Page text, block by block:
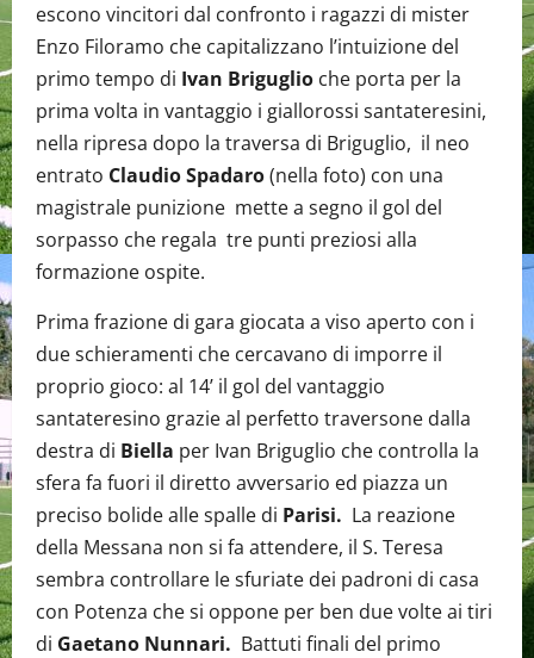
escono vincitori dal confronto i ragazzi di mister
Enzo Filoramo che capitalizzano l’intuizione del
primo tempo di Ivan Briguglio che porta per la
prima volta in vantaggio i giallorossi santateresini,
nella ripresa dopo la traversa di Briguglio, il neo
entrato Claudio Spadaro(nella foto) con una
magistrale punizione mette a segno il gol del
sorpasso che regala tre punti preziosi alla
formazione ospite.
Prima frazione di gara giocata a viso aperto con i
due schieramenti che cercavano di imporre il
proprio gioco: al 14’ il gol del vantaggio
santateresino grazie al perfetto traversone dalla
destra di Biella per Ivan Briguglio che controlla la
sfera fa fuori il diretto avversario ed piazza un
preciso bolide alle spalle di Parisi. La reazione
della Messana non si fa attendere, il S. Teresa
sembra controllare le sfuriate dei padroni di casa
con Potenza che si oppone per ben due volte ai tiri
di Gaetano Nunnari. Battuti finali del primo